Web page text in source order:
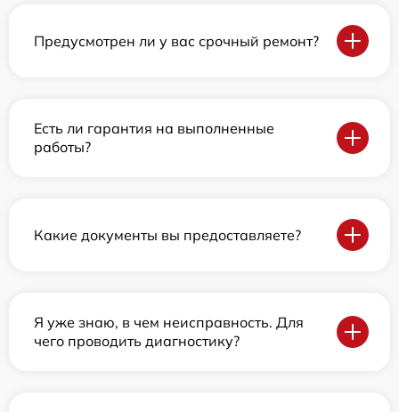
Предусмотрен ли у вас срочный ремонт?
Есть ли гарантия на выполненные
работы?
Какие документы вы предоставляете?
Я уже знаю, в чем неисправность. Для
чего проводить диагностику?